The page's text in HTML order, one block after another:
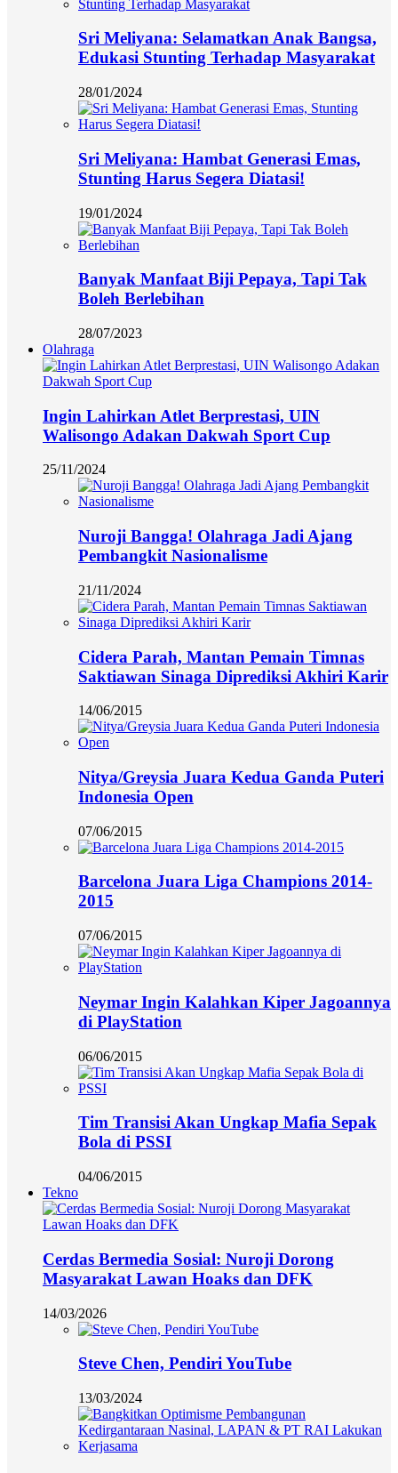
Sri Meliyana: Selamatkan Anak Bangsa,
Edukasi Stunting Terhadap Masyarakat
28/01/2024
Sri Meliyana: Hambat Generasi Emas,
Stunting Harus Segera Diatasi!
19/01/2024
Banyak Manfaat Biji Pepaya, Tapi Tak
Boleh Berlebihan
28/07/2023
Olahraga
Ingin Lahirkan Atlet Berprestasi, UIN
Walisongo Adakan Dakwah Sport Cup
25/11/2024
Nuroji Bangga! Olahraga Jadi Ajang
Pembangkit Nasionalisme
21/11/2024
Cidera Parah, Mantan Pemain Timnas
Saktiawan Sinaga Diprediksi Akhiri Karir
14/06/2015
Nitya/Greysia Juara Kedua Ganda Puteri
Indonesia Open
07/06/2015
Barcelona Juara Liga Champions 2014-
2015
07/06/2015
Neymar Ingin Kalahkan Kiper Jagoannya
di PlayStation
06/06/2015
Tim Transisi Akan Ungkap Mafia Sepak
Bola di PSSI
04/06/2015
Tekno
Cerdas Bermedia Sosial: Nuroji Dorong
Masyarakat Lawan Hoaks dan DFK
14/03/2026
Steve Chen, Pendiri YouTube
13/03/2024